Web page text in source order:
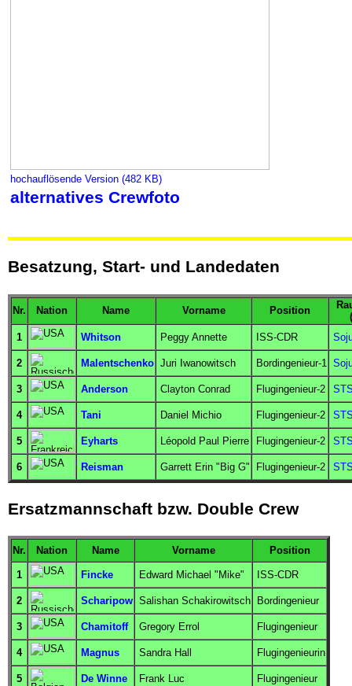
hochauflösende Version (482 KB)
alternatives Crewfoto
Besatzung, Start- und Landedaten
Nr. Nation Name Vorname Position
1
Whitson Peggy Annette ISS-CDR
2 Malentschenko Juri Iwanowitsch Bordingenieur-1
3 Anderson Clayton Conrad Flugingenieur-2
4 Tani Daniel Michio Flugingenieur-2
5 Eyharts Léopold Paul Pierre Flugingenieur-2
6 Reisman Garrett Erin "Big G" Flugingenieur-2
Ersatzmannschaft bzw. Double Crew
Nr. Nation Name Vorname Position
1 Fincke Edward Michael "Mike" ISS-CDR
2 Scharipow Salishan Schakirowitsch Bordingenieur
3 Chamitoff Gregory Errol Flugingenieur
4 Magnus Sandra Hall Flugingenieurin
5 De Winne Frank Luc Flugingenieur